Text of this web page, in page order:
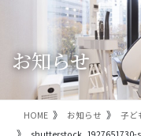
お知らせ
HOME お知らせ
子ど